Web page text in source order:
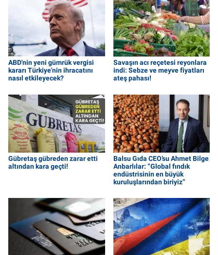
ABD'nin yeni gümrük vergisi
kararı Türkiye'nin ihracatını
nasıl etkileyecek?
Savaşın acı reçetesi reyonlara
indi: Sebze ve meyve fiyatları
ateş pahası!
Gübretaş gübreden zarar etti
altından kara geçti!
Balsu Gıda CEO’su Ahmet Bilge
Anbarlılar: “Global fındık
endüstrisinin en büyük
kuruluşlarından biriyiz”